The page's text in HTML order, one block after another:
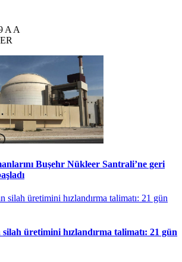
A A
Buşehr Nükleer Santrali’ne geri
silah üretimini hızlandırma talimatı: 21 gün